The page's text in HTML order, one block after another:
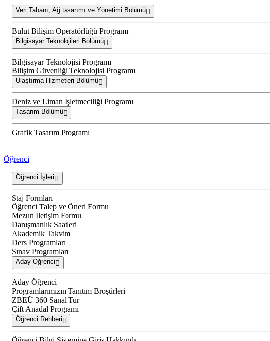
Veri Tabanı, Ağ tasarımı ve Yönetimi Bölümü
Bulut Bilişim Operatörlüğü Programı
Bilgisayar Teknolojileri Bölümü
Bilgisayar Teknolojisi Programı
Bilişim Güvenliği Teknolojisi Programı
Ulaştırma Hizmetleri Bölümü
Deniz ve Liman İşletmeciliği Programı
Tasarım Bölümü
Grafik Tasarım Programı
Öğrenci
Öğrenci İşleri
Staj Formları
Öğrenci Talep ve Öneri Formu
Mezun İletişim Formu
Danışmanlık Saatleri
Akademik Takvim
Ders Programları
Sınav Programları
Aday Öğrenci
Aday Öğrenci
Programlarımızın Tanıtım Broşürleri
ZBEÜ 360 Sanal Tur
Çift Anadal Programı
Öğrenci Rehberi